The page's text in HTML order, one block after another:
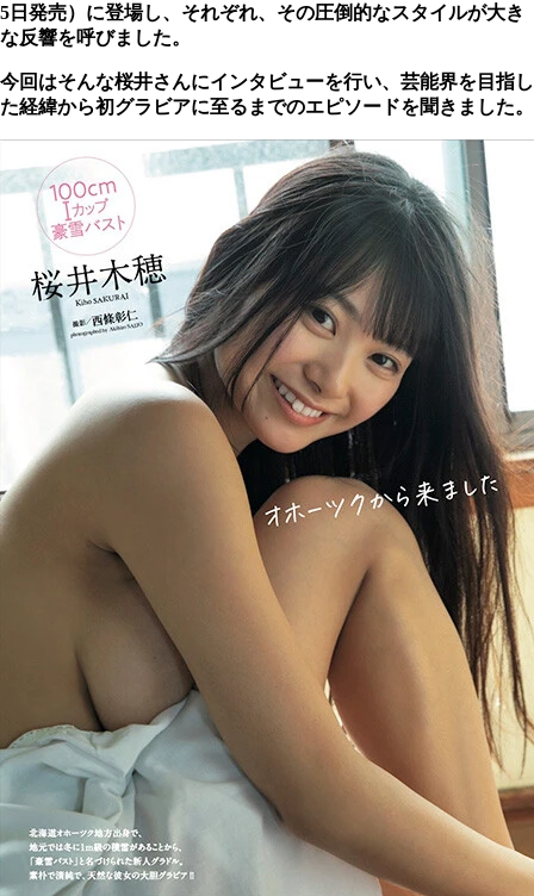
5日発売）に登場し、それぞれ、その圧倒的なスタイルが大き
な反響を呼びました。
今回はそんな桜井さんにインタビューを行い、芸能界を目指し
た経緯から初グラビアに至るまでのエピソードを聞きました。